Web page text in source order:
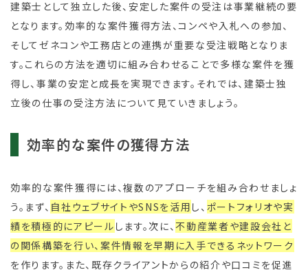
建築士として独立した後、安定した案件の受注は事業継続の要
となります。効率的な案件獲得方法、コンペや入札への参加、
そしてゼネコンや工務店との連携が重要な受注戦略となりま
す。これらの方法を適切に組み合わせることで多様な案件を獲
得し、事業の安定と成長を実現できます。それでは、建築士独
立後の仕事の受注方法について見ていきましょう。
効率的な案件の獲得方法
効率的な案件獲得には、複数のアプローチを組み合わせましょ
う。まず、 自社ウェブサイトやSNSを活用 し、 ポートフォリオや実
績を積極的にアピール します。次に、不動産業者や建設会社と
の関係構築を行い、案件情報を早期に入手できるネットワーク
を作ります。また、既存クライアントからの紹介や口コミを促進